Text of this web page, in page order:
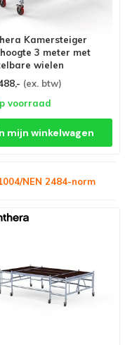
Kamersteiger
3 meter met
wielen
(ex. btw)
voorraad
mijn winkelwagen
NEN 2484-norm